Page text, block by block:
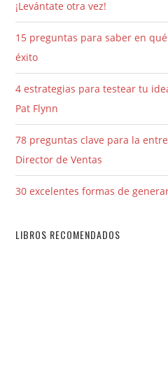
¡Levántate otra vez!
15 preguntas para saber en
éxito
4 estrategias para testear tu
Pat Flynn
78 preguntas clave para la
Director de Ventas
30 excelentes formas de
LIBROS RECOMENDADOS